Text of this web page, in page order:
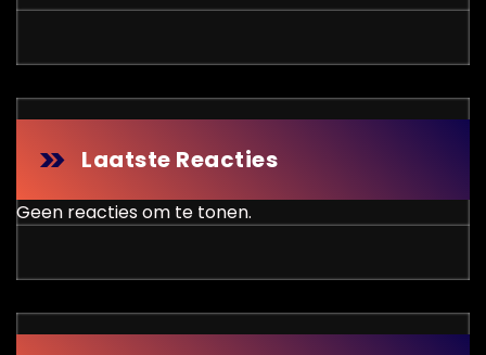
Laatste Reacties
Geen reacties om te tonen.